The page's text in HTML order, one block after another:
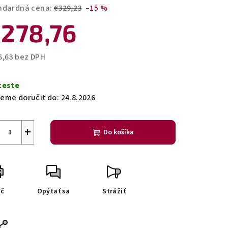
cena: €329,23 –15 %
bez DPH
doručiť do: 24.8.2026
+ Do košíka
Opýtať sa Strážiť